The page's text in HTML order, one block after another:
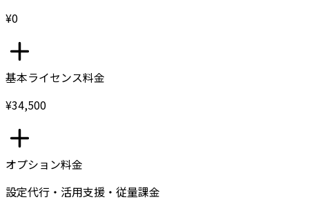
¥0
基本ライセンス料金
¥34,500
オプション料金
設定代行・活用支援・従量課金